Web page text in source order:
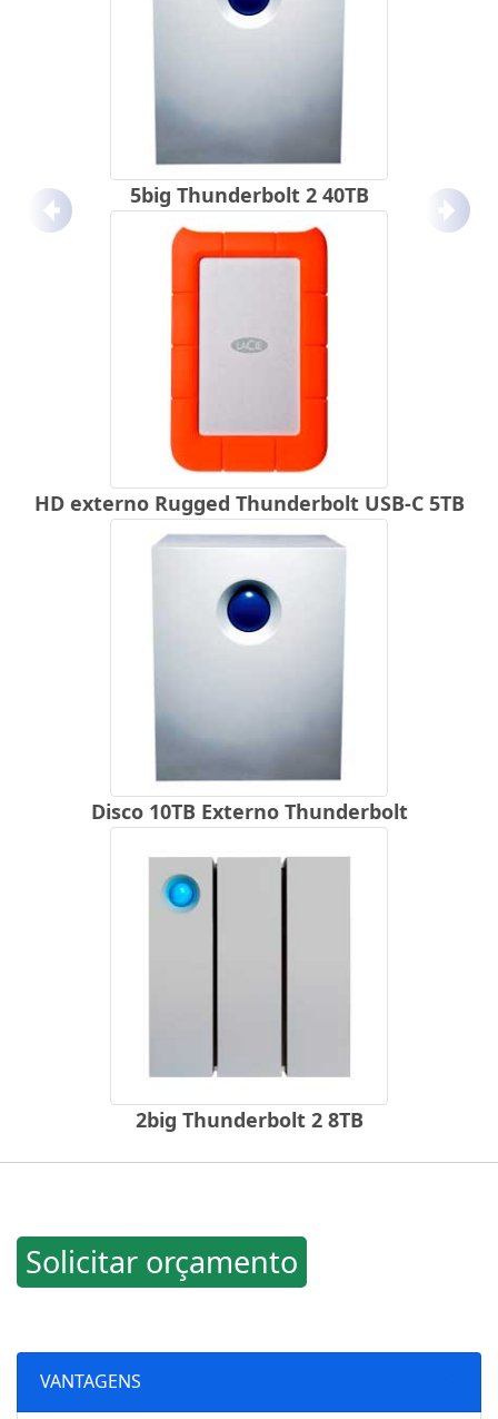
5big Thunderbolt 2 40TB
HD externo Rugged Thunderbolt USB-C 5TB
Disco 10TB Externo Thunderbolt
2big Thunderbolt 2 8TB
Anterior
Solicitar orçamento
VANTAGENS